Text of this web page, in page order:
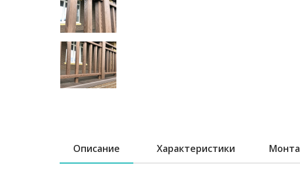
Описание Характеристики